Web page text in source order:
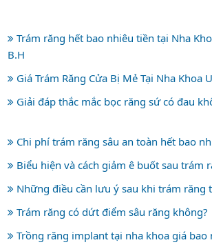
Trám răng hết bao nhiêu tiền tại Nha
B.H
Giá Trám Răng Cửa Bị Mẻ Tại Nha Khoa
Giải đáp thắc mắc bọc răng sứ có đau
Chi phí trám răng sâu an toàn hết bao
Biểu hiện và cách giảm ê buốt sau trám
Những điều cần lưu ý sau khi trám răng
Trám răng có dứt điểm sâu răng không?
Trồng răng implant tại nha khoa giá bao